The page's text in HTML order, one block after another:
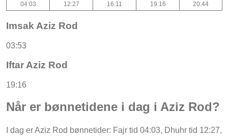
04:03
12:27 16:11 19:16 20:44
Imsak Aziz Rod
03:53
Iftar Aziz Rod
19:16
Når er bønnetidene i dag i Aziz Rod?
I dag er Aziz Rod bønnetider: Fajr tid 04:03, Dhuhr tid 12:27,